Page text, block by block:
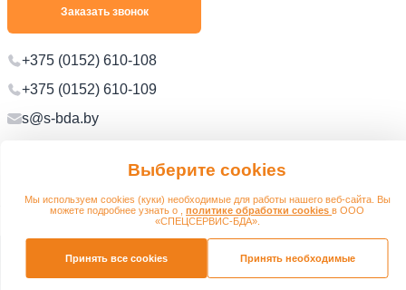
Выберите cookies
Мы используем cookies (куки) необходимые для работы нашего веб-сайта. Вы
можете подробнее узнать о , политике обработки cookies в ООО
«СПЕЦСЕРВИС-БДА».
Принять все cookies Принять необходимые
Заказать звонок
+375 (0152) 610-108
+375 (0152) 610-109
s@s-bda.by
Политика в отношении обработки персональных данных
Политика в отношении обработки файлов cookie
Разработано: